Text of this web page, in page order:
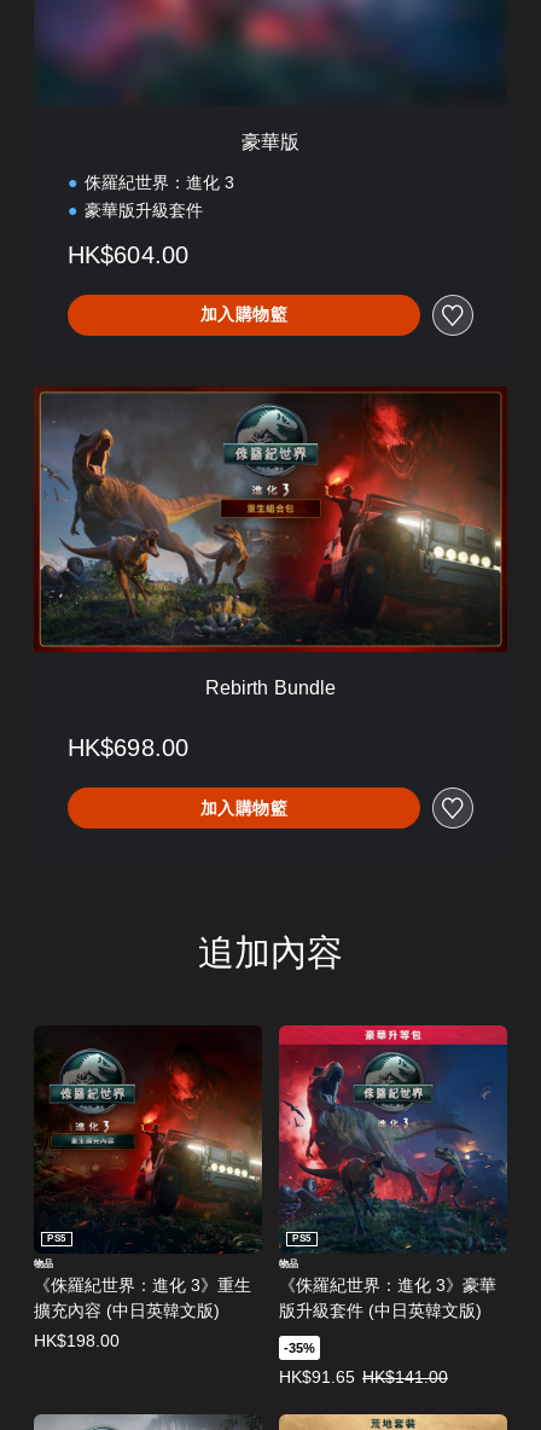
豪華版
侏羅紀世界：進化 3
豪華版升級套件
HK$604.00
加入購物籃
R
e
B
d
l
Rebirth Bundle
HK$698.00
加入購物籃
追加內容
《侏羅紀世界：進化 3》重生
擴充內容 (中日英韓文版)
PS5
物品
HK$198.00
《侏羅紀世界：進化 3》豪華
版升級套件 (中日英韓文版)
PS5
物品
-35%
HK$91.65
優惠價HK$91.65。原價
HK$141.00